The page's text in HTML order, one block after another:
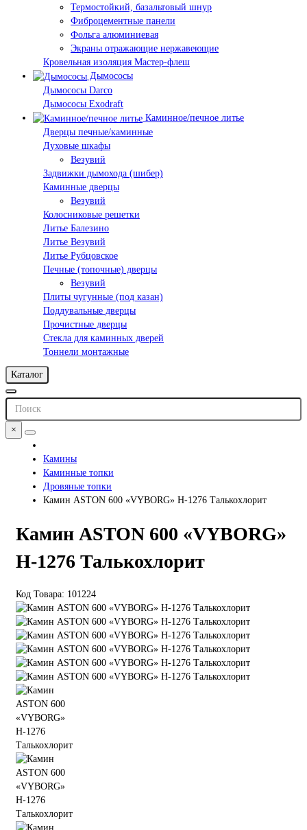
Термостойкий, базальтовый шнур
Фиброцементные панели
Фольга алюминиевая
Экраны отражающие нержавеющие
Кровельная изоляция Мастер-флеш
Дымососы
Дымососы Darco
Дымососы Exodraft
Каминное/печное литье
Дверцы печные/каминные
Духовые шкафы
Везувий
Задвижки дымохода (шибер)
Каминные дверцы
Везувий
Колосниковые решетки
Литье Балезино
Литье Везувий
Литье Рубцовское
Печные (топочные) дверцы
Везувий
Плиты чугунные (под казан)
Поддувальные дверцы
Прочистные дверцы
Стекла для каминных дверей
Тоннели монтажные
Каталог
×
Камины
Каминные топки
Дровяные топки
Камин ASTON 600 «VYBORG» Н-1276 Талькохлорит
Камин ASTON 600 «VYBORG»
Н-1276 Талькохлорит
Код Товара: 101224